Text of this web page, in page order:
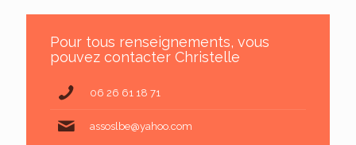
Pour tous renseignements, vous
pouvez contacter Christelle
06 26 61 18 71
assoslbe@yahoo.com